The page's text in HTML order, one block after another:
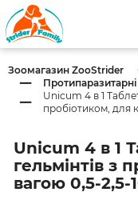
Зоомагазин ZooStrider
Unicum 4 в 1
пробіотиком, для
Unicum 4 в 1
гельмінтів з
вагою 0,5-2,5-